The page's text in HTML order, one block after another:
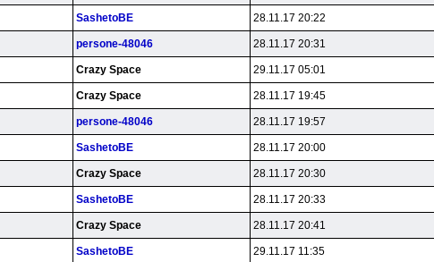
SashetoBE 28.11.17 20:22
persone-48046 28.11.17 20:31
Crazy Space 29.11.17 05:01
Crazy Space 28.11.17 19:45
persone-48046 28.11.17 19:57
SashetoBE 28.11.17 20:00
Crazy Space 28.11.17 20:30
SashetoBE 28.11.17 20:33
Crazy Space 28.11.17 20:41
SashetoBE 29.11.17 11:35